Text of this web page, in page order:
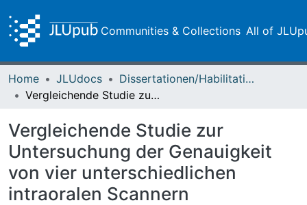
Communities & Collections All of
Home JLUdocs
Dissertationen/Habilitationen
Vergleichende Studie zur Untersuchung der Genauigkeit von vier unterschiedlichen intraoralen Scannern
Vergleichende Studie zur
Untersuchung der Genauigkeit
von vier unterschiedlichen
intraoralen Scannern